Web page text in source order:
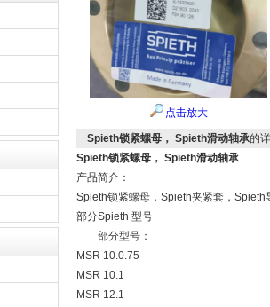
点击放大
Spieth锁紧螺母， Spieth滑动轴承的
Spieth锁紧螺母， Spieth滑动轴承
产品简介：
Spieth锁紧螺母，Spieth夹紧套，
部分Spieth 型号
部分型号：
MSR 10.0.75
MSR 10.1
MSR 12.1